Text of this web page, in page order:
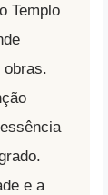
Templo
obras.
e a